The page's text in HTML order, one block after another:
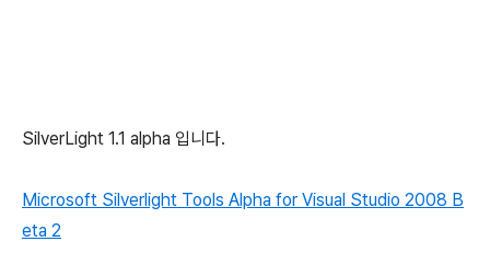
SilverLight 1.1 alpha 입니다.
Microsoft Silverlight Tools Alpha for Visual Studio 2008 B
eta 2